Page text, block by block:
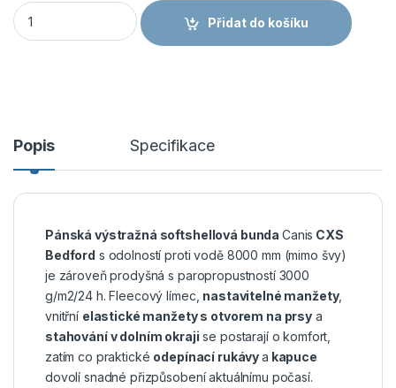
CANIS CXS BEDFORD Výstražná pánská bunda softshell
Přidat do košíku
Popis Specifikace
Pánská výstražná softshellová bunda Canis CXS
Bedford s odolností proti vodě 8000 mm (mimo švy)
je zároveň prodyšná s paropropustností 3000
g/m2/24 h. Fleecový límec, nastavitelné manžety,
vnitřní elastické manžety s otvorem na prsy a
stahování v dolním okraji se postarají o komfort,
zatím co praktické odepínací rukávya kapuce
dovolí snadné přizpůsobení aktuálnímu počasí.